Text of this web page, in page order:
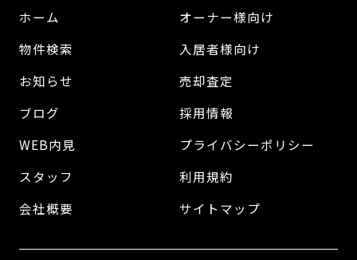
ホーム
物件検索
お知らせ
ブログ
WEB内見
スタッフ
会社概要
オーナー様向け
入居者様向け
売却査定
採用情報
プライバシーポリシー
利用規約
サイトマップ